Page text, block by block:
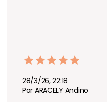
28/3/26, 22:18
Por ARACELY Andino